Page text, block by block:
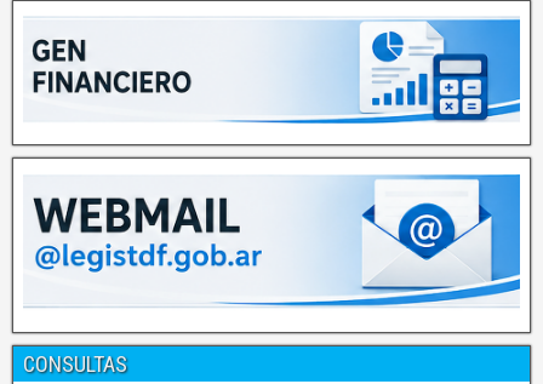
CONSULTAS